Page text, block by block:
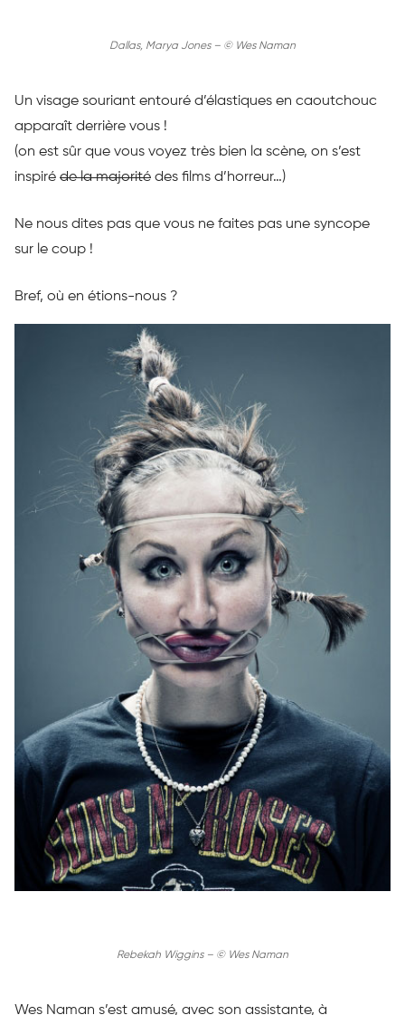
Dallas, Marya Jones – © Wes Naman
Un visage souriant entouré d’élastiques en caoutchouc
apparaît derrière vous !
(on est sûr que vous voyez très bien la scène, on s’est
inspiré de la majorité des films d’horreur…)
Ne nous dites pas que vous ne faites pas une syncope
sur le coup !
Bref, où en étions-nous ?
Rebekah Wiggins – © Wes Naman
Wes Naman s’est amusé, avec son assistante, à